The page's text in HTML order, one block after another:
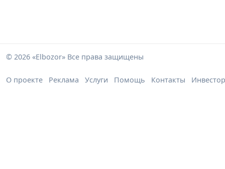
© 2026 «Elbozor» Все права защищены
О проекте Реклама Услуги Помощь Контакты